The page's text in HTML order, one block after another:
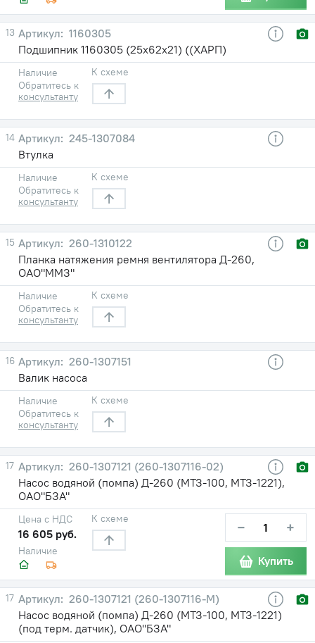
13
1160305
Подшипник 1160305 (25х62х21) ((ХАРП)
Наличие
Обратитесь к
консультанту
К схеме
14
245-1307084
Втулка
Наличие
Обратитесь к
консультанту
К схеме
15
260-1310122
Планка натяжения ремня вентилятора Д-260,
ОАО"ММЗ"
Наличие
Обратитесь к
консультанту
К схеме
16
260-1307151
Валик насоса
Наличие
Обратитесь к
консультанту
К схеме
17
260-1307121 (260-1307116-02)
Насос водяной (помпа) Д-260 (МТЗ-100, МТЗ-1221),
ОАО"БЗА"
Наличие
Цена с НДС
16 605 руб.
К схеме − +
Купить
17
260-1307121 (260-1307116-М)
Насос водяной (помпа) Д-260 (МТЗ-100, МТЗ-1221)
(под терм. датчик), ОАО"БЗА"